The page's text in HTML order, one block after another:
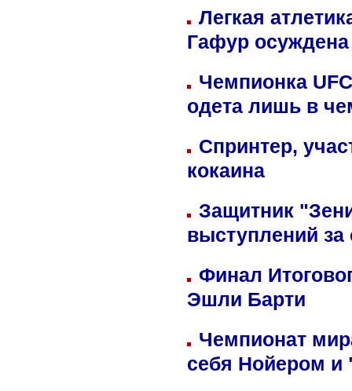
Легкая
Гафур осуждена
Чемпионка
одета лишь в
Спринтер,
кокаина
Защитник
выступлений
Финал
Эшли Барти
Чемпионат
себя Нойером и